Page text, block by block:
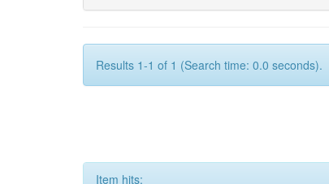
Results 1-1 of 1 (Search time: 0.0 seconds).
Item hits: